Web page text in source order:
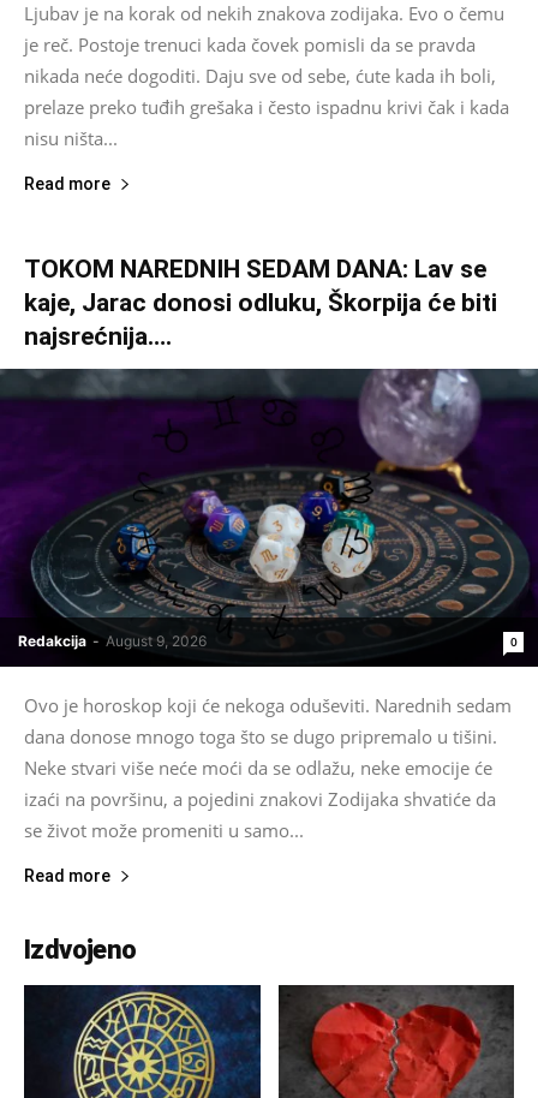
Ljubav je na korak od nekih znakova zodijaka. Evo o čemu
je reč. Postoje trenuci kada čovek pomisli da se pravda
nikada neće dogoditi. Daju sve od sebe, ćute kada ih boli,
prelaze preko tuđih grešaka i često ispadnu krivi čak i kada
nisu ništa...
Read more
TOKOM NAREDNIH SEDAM DANA: Lav se
kaje, Jarac donosi odluku, Škorpija će biti
najsrećnija….
Redakcija - August 9, 2026 0
Ovo je horoskop koji će nekoga oduševiti. Narednih sedam
dana donose mnogo toga što se dugo pripremalo u tišini.
Neke stvari više neće moći da se odlažu, neke emocije će
izaći na površinu, a pojedini znakovi Zodijaka shvatiće da
se život može promeniti u samo...
Read more
Izdvojeno